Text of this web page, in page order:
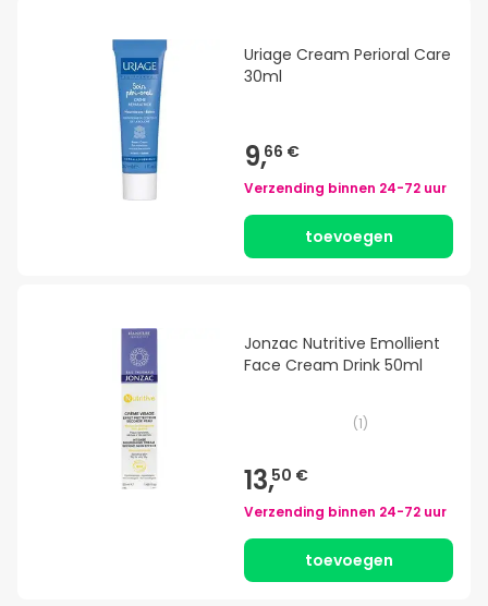
Uriage Cream Perioral Care
30ml
9,66 €
Verzending binnen 24-72 uur
toevoegen
Jonzac Nutritive Emollient
Face Cream Drink 50ml
(1)
13,50 €
Verzending binnen 24-72 uur
toevoegen